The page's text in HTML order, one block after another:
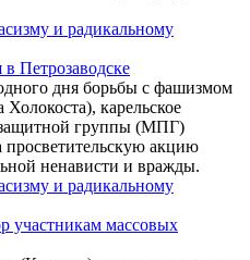
и радикальному
Петрозаводске
дня борьбы с фашизмом
карельское
группы (МПГ)
просветительскую акцию
ненависти и вражды.
и радикальному
участникам массовых